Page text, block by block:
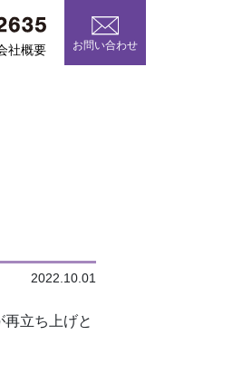
社概要 お問い合わせ
2022.10.01
立ち上げと